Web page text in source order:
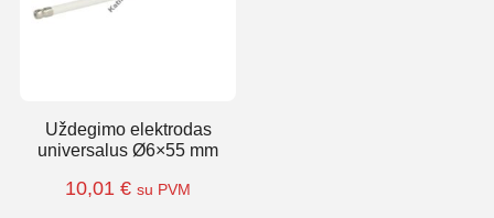
Uždegimo elektrodas
universalus Ø6×55 mm
10,01 € su PVM